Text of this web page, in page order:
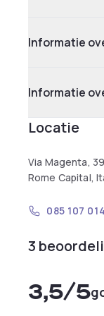
Informatie
Informatie
Locatie
Via Magenta,
Rome Capital,
085 107
3
3,5/5